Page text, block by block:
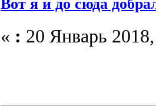
Вот я и до сюда
« : 20 Январь